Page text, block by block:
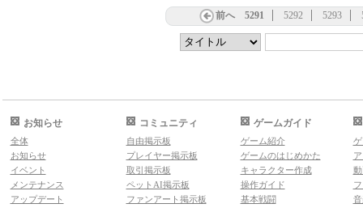
前へ 5291 5292 5293
お知らせ
全体
お知らせ
イベント
メンテナンス
アップデート
コミュニティ
自由掲示板
プレイヤー掲示板
取引掲示板
ペットAI掲示板
ファンアート掲示板
ゲームガイド
ゲーム紹介
ゲームのはじめかた
キャラクター作成
操作ガイド
基本戦闘